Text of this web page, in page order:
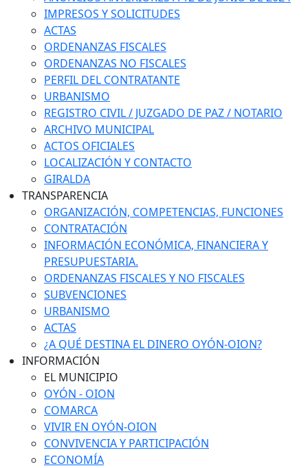
IMPRESOS Y SOLICITUDES
ACTAS
ORDENANZAS FISCALES
ORDENANZAS NO FISCALES
PERFIL DEL CONTRATANTE
URBANISMO
REGISTRO CIVIL / JUZGADO DE PAZ / NOTARIO
ARCHIVO MUNICIPAL
ACTOS OFICIALES
LOCALIZACIÓN Y CONTACTO
GIRALDA
TRANSPARENCIA
ORGANIZACIÓN, COMPETENCIAS, FUNCIONES
CONTRATACIÓN
INFORMACIÓN ECONÓMICA, FINANCIERA Y
PRESUPUESTARIA.
ORDENANZAS FISCALES Y NO FISCALES
SUBVENCIONES
URBANISMO
ACTAS
¿A QUÉ DESTINA EL DINERO OYÓN-OION?
INFORMACIÓN
EL MUNICIPIO
OYÓN - OION
COMARCA
VIVIR EN OYÓN-OION
CONVIVENCIA Y PARTICIPACIÓN
ECONOMÍA